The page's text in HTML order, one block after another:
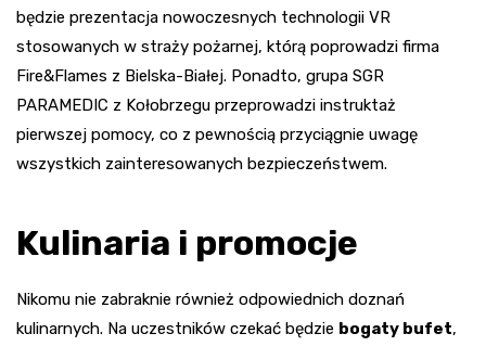
będzie prezentacja nowoczesnych technologii VR
stosowanych w straży pożarnej, którą poprowadzi firma
Fire&Flames z Bielska-Białej. Ponadto, grupa SGR
PARAMEDIC z Kołobrzegu przeprowadzi instruktaż
pierwszej pomocy, co z pewnością przyciągnie uwagę
wszystkich zainteresowanych bezpieczeństwem.
Kulinaria i promocje
Nikomu nie zabraknie również odpowiednich doznań
kulinarnych. Na uczestników czekać będzie bogaty bufet,